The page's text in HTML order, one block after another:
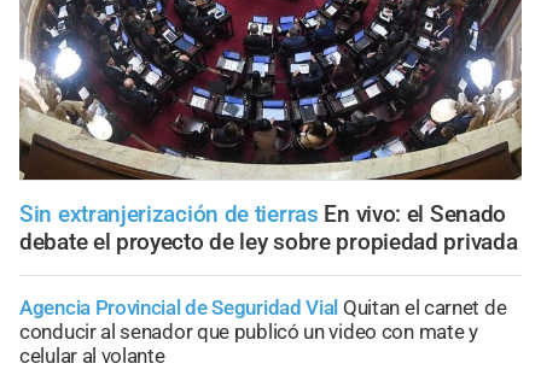
Sin extranjerización de tierras En vivo: el Senado
debate el proyecto de ley sobre propiedad privada
Agencia Provincial de Seguridad Vial Quitan el carnet de
conducir al senador que publicó un video con mate y
celular al volante